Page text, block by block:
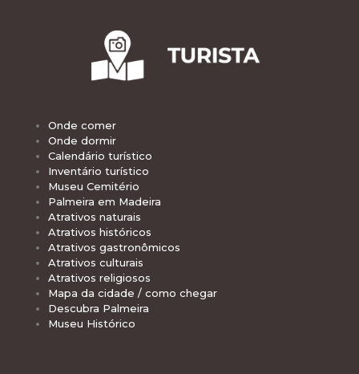
Onde comer
Onde dormir
Calendário turístico
Inventário turístico
Museu Cemitério
Palmeira em Madeira
Atrativos naturais
Atrativos históricos
Atrativos gastronômicos
Atrativos culturais
Atrativos religiosos
Mapa da cidade / como chegar
Descubra Palmeira
Museu Histórico